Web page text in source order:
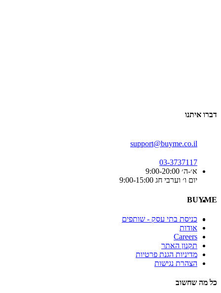
דברו איתנו
support@buyme.co.il
03-3737117
א׳-ה׳ 9:00-20:00
יום ו׳ וערבי חג 9:00-15:00
BUYME
כניסת בתי עסק - שותפים
אודות
Careers
תקנון האתר
מדיניות הגנת פרטיות
הצהרת נגישות
כל מה שחשוב